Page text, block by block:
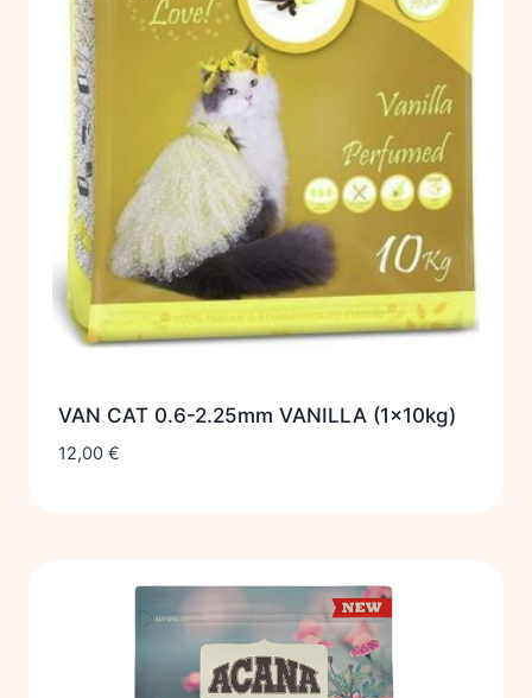
VAN CAT 0.6-2.25mm VANILLA (1x10kg)
12,00 €